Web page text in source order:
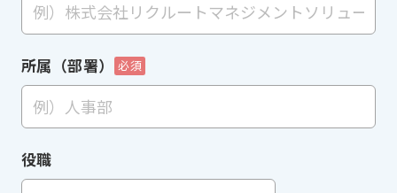
所属（部署） 必須
役職